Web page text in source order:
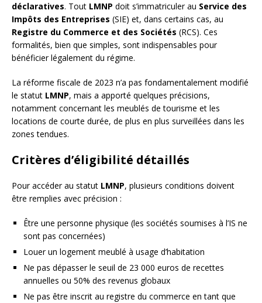
déclaratives. Tout LMNP doit s’immatriculer au Service des
Impôts des Entreprises (SIE) et, dans certains cas, au
Registre du Commerce et des Sociétés (RCS). Ces
formalités, bien que simples, sont indispensables pour
bénéficier légalement du régime.
La réforme fiscale de 2023 n’a pas fondamentalement modifié
le statut LMNP, mais a apporté quelques précisions,
notamment concernant les meublés de tourisme et les
locations de courte durée, de plus en plus surveillées dans les
zones tendues.
Critères d’éligibilité détaillés
Pour accéder au statut LMNP, plusieurs conditions doivent
être remplies avec précision :
Être une personne physique (les sociétés soumises à l’IS ne
sont pas concernées)
Louer un logement meublé à usage d’habitation
Ne pas dépasser le seuil de 23 000 euros de recettes
annuelles ou 50% des revenus globaux
Ne pas être inscrit au registre du commerce en tant que